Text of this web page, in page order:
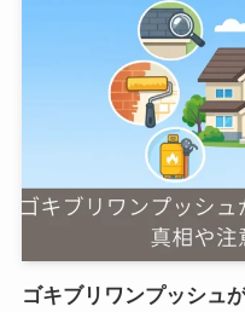
ゴキブリワンプッシュ